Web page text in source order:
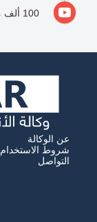
100 ألف مشترك
عن الوكالة
شروط الاستخدام
التواصل